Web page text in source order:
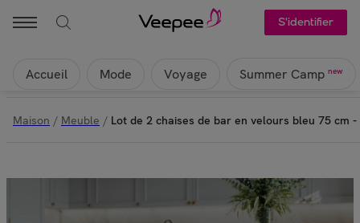
S'identifier
Accueil Mode Voyage Summer Camp new
Maison / Meuble / Lot de 2 chaises de bar en velours bleu 75 cm -